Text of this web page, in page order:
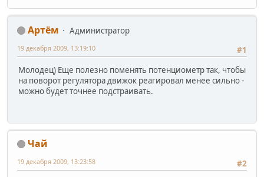
Артём
Администратор
#1
19 декабря 2009, 13:19:10
Молодец) Еще полезно поменять потенциометр так, чтобы
на поворот регулятора движок реагировал менее сильно -
можно будет точнее подстраивать.
Чай
#2
19 декабря 2009, 13:23:58